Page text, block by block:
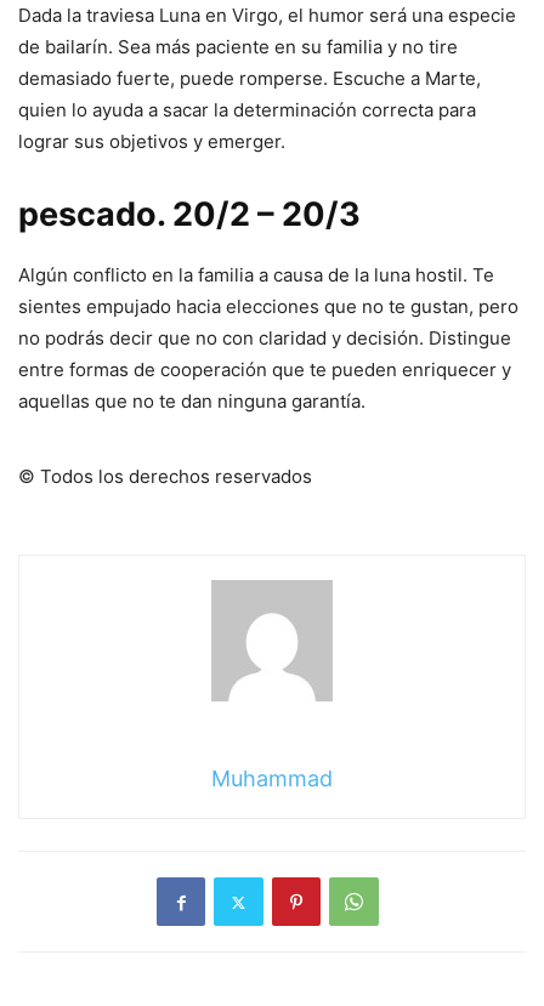
Dada la traviesa Luna en Virgo, el humor será una especie
de bailarín. Sea más paciente en su familia y no tire
demasiado fuerte, puede romperse. Escuche a Marte,
quien lo ayuda a sacar la determinación correcta para
lograr sus objetivos y emerger.
pescado. 20/2 – 20/3
Algún conflicto en la familia a causa de la luna hostil. Te
sientes empujado hacia elecciones que no te gustan, pero
no podrás decir que no con claridad y decisión. Distingue
entre formas de cooperación que te pueden enriquecer y
aquellas que no te dan ninguna garantía.
© Todos los derechos reservados
Muhammad